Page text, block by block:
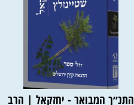
התנ״ך המבואר - יחזקאל | הרב